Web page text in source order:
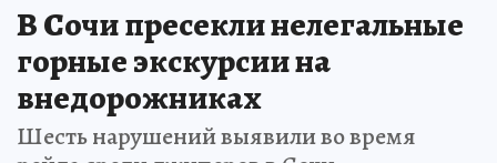
В Сочи пресекли нелегальные
горные экскурсии на
внедорожниках
Шесть нарушений выявили во время